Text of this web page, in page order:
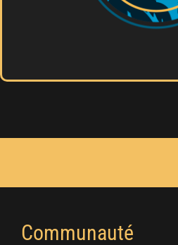
Communauté